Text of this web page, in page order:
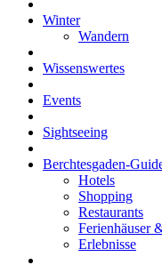
Winter
Wandern
Wissenswertes
Events
Sightseeing
Berchtesgaden-
Hotels
Shopping
Restaurants
Ferienhäuser
Erlebnisse